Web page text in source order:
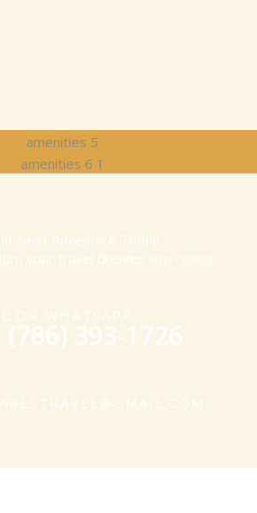
Next Adventure Today
your travel dreams into reality.
OR WHATSAPP:
(786) 393-1726